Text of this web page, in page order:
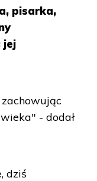
pisarka,
jej
- dodał
dziś